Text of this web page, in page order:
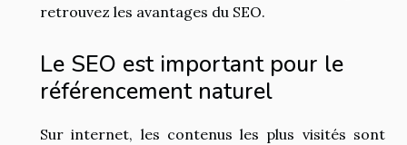
retrouvez les avantages du SEO.
Le SEO est important pour le
référencement naturel
Sur internet, les contenus les plus visités sont